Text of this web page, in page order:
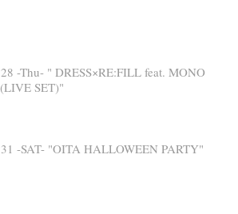
-Thu- " DRESS×RE:FILL feat. MONO
SET)"
-SAT- "OITA HALLOWEEN PARTY"